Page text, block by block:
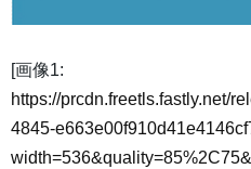
[画像1:
https://prcdn.freetls.fastly.net/
4845-